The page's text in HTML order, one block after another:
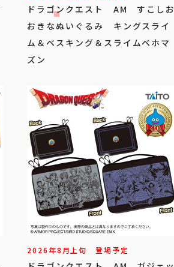
ドラゴンクエスト AM すこしお
おきなぬいぐるみ キングスライ
ム＆ベスキング＆スライムベホマ
ズン
2026年8月上旬 登場予定